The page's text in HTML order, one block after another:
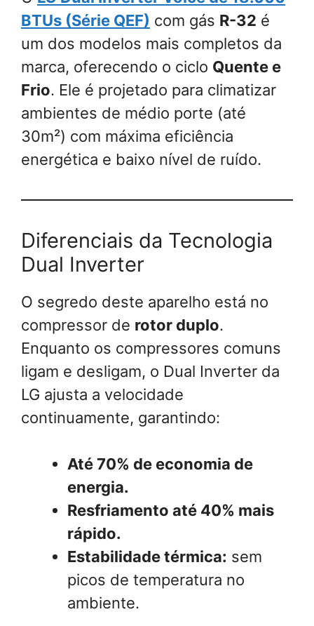
BTUs (Série QEF) com gás R-32 é
um dos modelos mais completos da
marca, oferecendo o ciclo Quente e
Frio. Ele é projetado para climatizar
ambientes de médio porte (até
30m²) com máxima eficiência
energética e baixo nível de ruído.
Diferenciais da Tecnologia
Dual Inverter
O segredo deste aparelho está no
compressor de rotor duplo.
Enquanto os compressores comuns
ligam e desligam, o Dual Inverter da
LG ajusta a velocidade
continuamente, garantindo:
Até 70% de economia de
energia.
Resfriamento até 40% mais
rápido.
Estabilidade térmica: sem
picos de temperatura no
ambiente.